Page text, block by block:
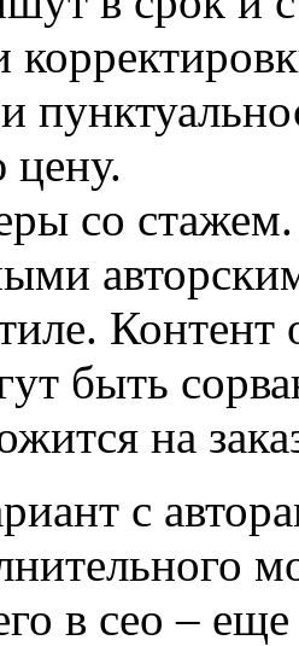
со
Контент
быть
на
с
в сео –